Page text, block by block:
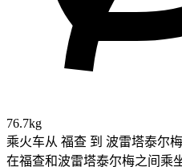
76.7kg
乘火车从 福查 到 波雷塔泰尔
在福查和波雷塔泰尔梅之间乘